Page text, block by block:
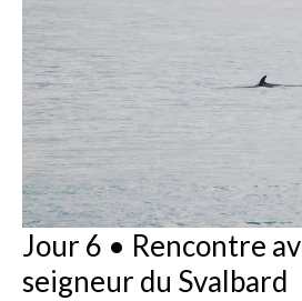
Jour 6 • Rencontre
seigneur du Svalbard